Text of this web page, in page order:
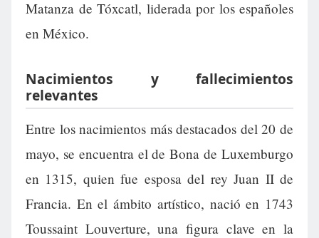
Matanza de Tóxcatl, liderada por los españoles
en México.
Nacimientos y fallecimientos
relevantes
Entre los nacimientos más destacados del 20 de
mayo, se encuentra el de Bona de Luxemburgo
en 1315, quien fue esposa del rey Juan II de
Francia. En el ámbito artístico, nació en 1743
Toussaint Louverture, una figura clave en la